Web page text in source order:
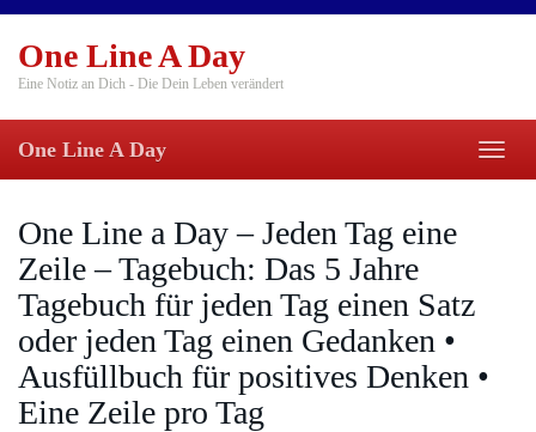
Skip
main
content
One Line A Day
Eine Notiz an Dich - Die Dein Leben verändert
Toggle
One Line A Day
One Line a Day – Jeden Tag eine
Zeile – Tagebuch: Das 5 Jahre
Tagebuch für jeden Tag einen Satz
oder jeden Tag einen Gedanken •
Ausfüllbuch für positives Denken •
Eine Zeile pro Tag